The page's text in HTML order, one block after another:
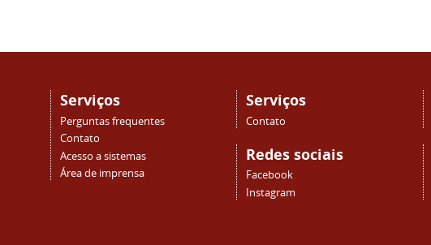
Serviços
Perguntas frequentes
Contato
Acesso a sistemas
Área de imprensa
Serviços
Contato
Redes sociais
Facebook
Instagram